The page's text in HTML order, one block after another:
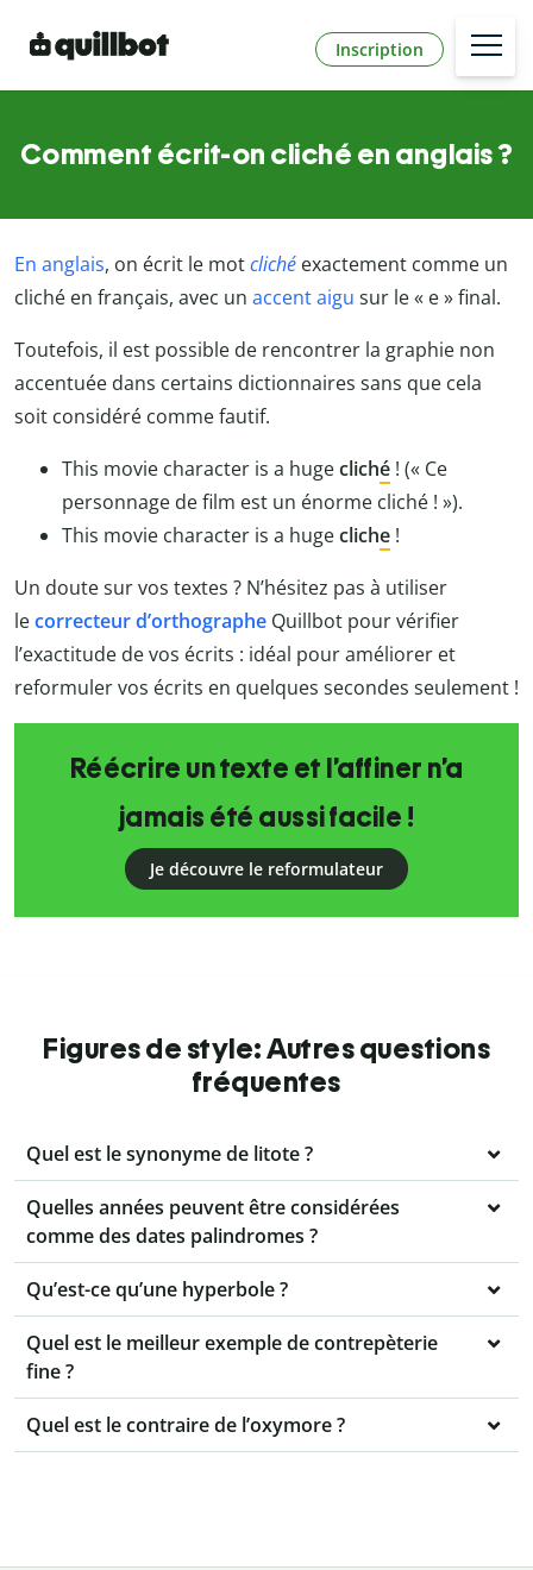
Inscription
Comment écrit-on cliché en anglais ?
En anglais, on écrit le motcliché exactement comme un
cliché en français, avec un accent aigu sur le « e » final.
Toutefois, il est possible de rencontrer la graphie non
accentuée dans certains dictionnaires sans que cela
soit considéré comme fautif.
This movie character is a hugecliché ! (« Ce
personnage de film est un énorme cliché ! »).
This movie character is a hugecliche !
Un doute sur vos textes ? N’hésitez pas à utiliser
lecorrecteur d’orthographe Quillbot pour vérifier
l’exactitude de vos écrits : idéal pour améliorer et
reformuler vos écrits en quelques secondes seulement !
Réécrire un texte et l’affiner n’a
jamais été aussi facile !
Je découvre le reformulateur
Figures de style: Autres questions
fréquentes
Quel est le synonyme de litote ?
Quelles années peuvent être considérées
comme des dates palindromes ?
Qu’est-ce qu’une hyperbole ?
Quel est le meilleur exemple de contrepèterie
fine ?
Quel est le contraire de l’oxymore ?